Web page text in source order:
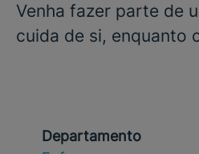
Venha fazer parte de
cuida de si, enquanto
Departamento